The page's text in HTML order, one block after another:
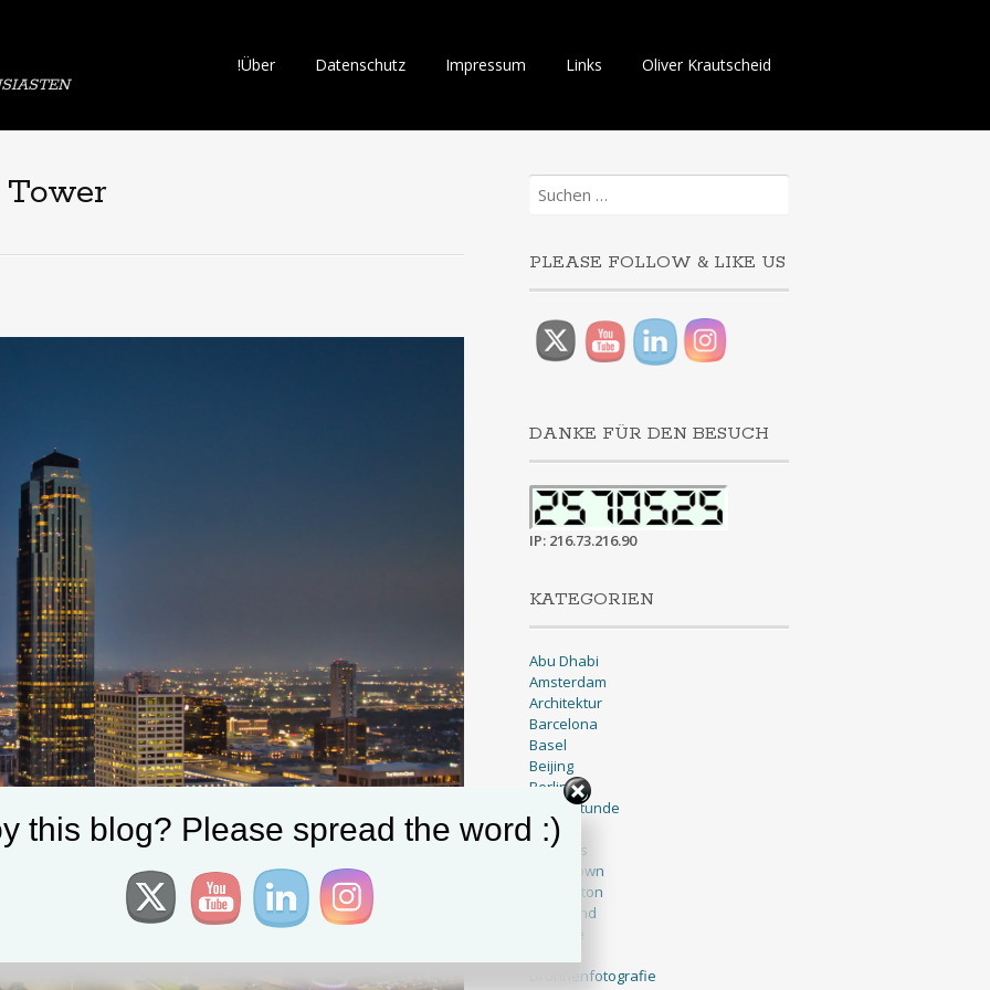
Skip
!Über Datenschutz Impressum Links Oliver Krautscheid
Suchen
nach:
PLEASE FOLLOW & LIKE US
DANKE FÜR DEN BESUCH
IP: 216.73.216.90
KATEGORIEN
Abu Dhabi
Amsterdam
Architektur
Barcelona
Basel
Beijing
Berlin
Blaue Stunde
BNW
Brussels
Cape Town
Charleston
Cleveland
Cologne
Drohnenfotografie
this blog? Please spread the word :)